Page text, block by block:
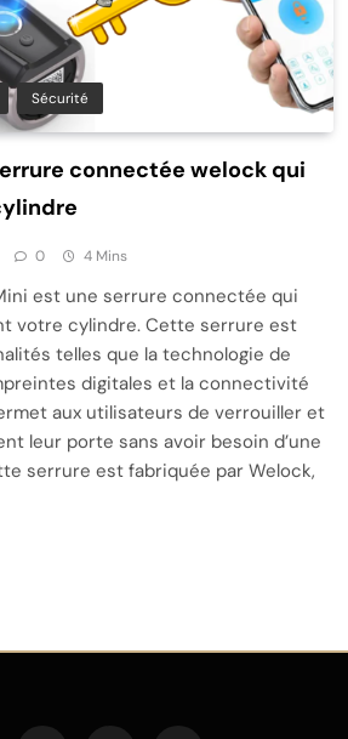
Sécurité
connectée welock qui
0 4 Mins
est une serrure connectée qui
votre cylindre. Cette serrure est
telles que la technologie de
digitales et la connectivité
aux utilisateurs de verrouiller et
leur porte sans avoir besoin d’une
serrure est fabriquée par Welock,